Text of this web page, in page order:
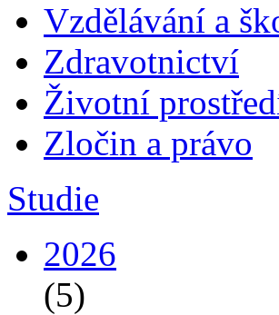
Vzdělávání a
Zdravotnictví
Životní
Zločin a právo
Studie
2026
(5)